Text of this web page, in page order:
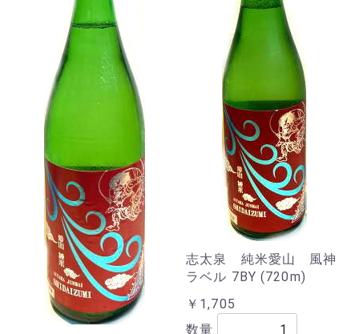
志太泉 純米愛山 風神
ラベル 7BY (720m)
￥1,705
数量